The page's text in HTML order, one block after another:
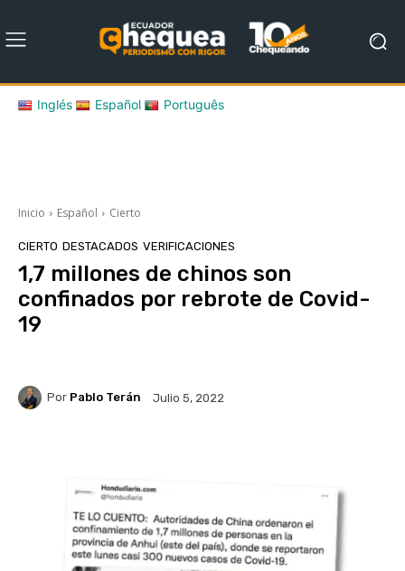
Inglés Español Português
Inicio Español Cierto
CIERTO DESTACADOS VERIFICACIONES
1,7 millones de chinos son
confinados por rebrote de Covid-
19
Por Pablo Terán Julio 5, 2022